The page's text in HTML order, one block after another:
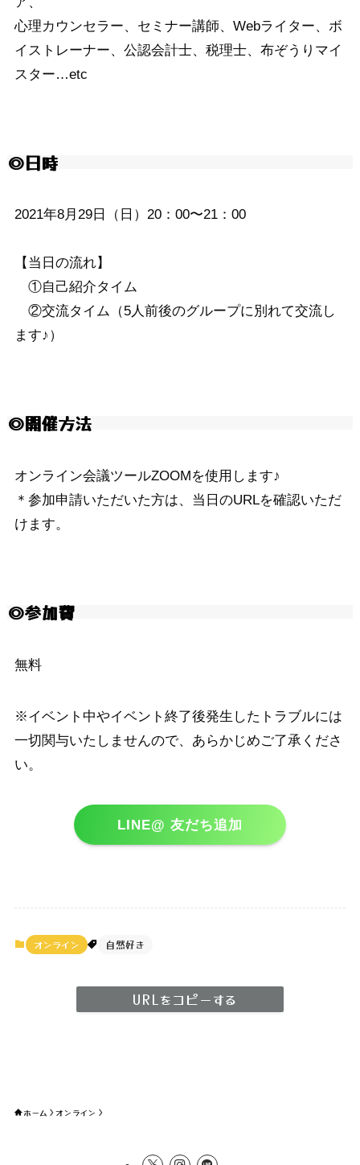
心理カウンセラー、セミナー講師、Webライター、ボ
イストレーナー、公認会計士、税理士、布ぞうりマイ
スター…etc
◎日時
2021年8月29日（日）20：00〜21：00
【当日の流れ】
①自己紹介タイム
②交流タイム（5人前後のグループに別れて交流し
ます♪）
◎開催方法
オンライン会議ツールZOOMを使用します♪
＊参加申請いただいた方は、当日のURLを確認いただ
けます。
◎参加費
無料
※イベント中やイベント終了後発生したトラブルには
一切関与いたしませんので、あらかじめご了承くださ
い。
LINE@ 友だち追加
オンライン 自然好き
URLをコピーする
ホーム オンライン